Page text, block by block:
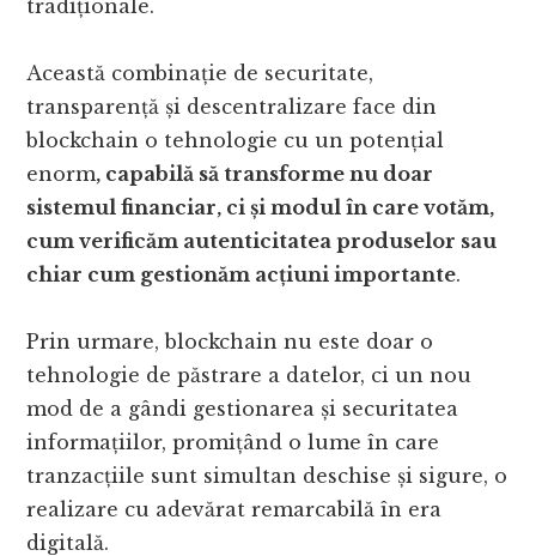
tradiționale.
Această combinație de securitate,
transparență și descentralizare face din
blockchain o tehnologie cu un potențial
enorm, capabilă să transforme nu doar
sistemul financiar, ci și modul în care votăm,
cum verificăm autenticitatea produselor sau
chiar cum gestionăm acțiuni importante.
Prin urmare, blockchain nu este doar o
tehnologie de păstrare a datelor, ci un nou
mod de a gândi gestionarea și securitatea
informațiilor, promițând o lume în care
tranzacțiile sunt simultan deschise și sigure, o
realizare cu adevărat remarcabilă în era
digitală.